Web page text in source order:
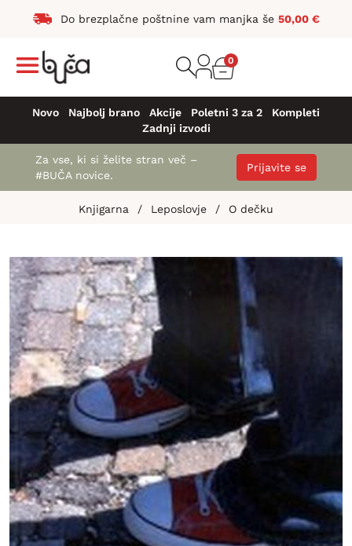
Do brezplačne poštnine vam manjka še 50,00 €
0
Novo Najbolj brano Akcije Poletni 3 za 2
Kompleti
Zadnji izvodi
Za vse, ki si želite stran več –
#BUČA novice.
Prijavite se
Knjigarna / Leposlovje / O dečku